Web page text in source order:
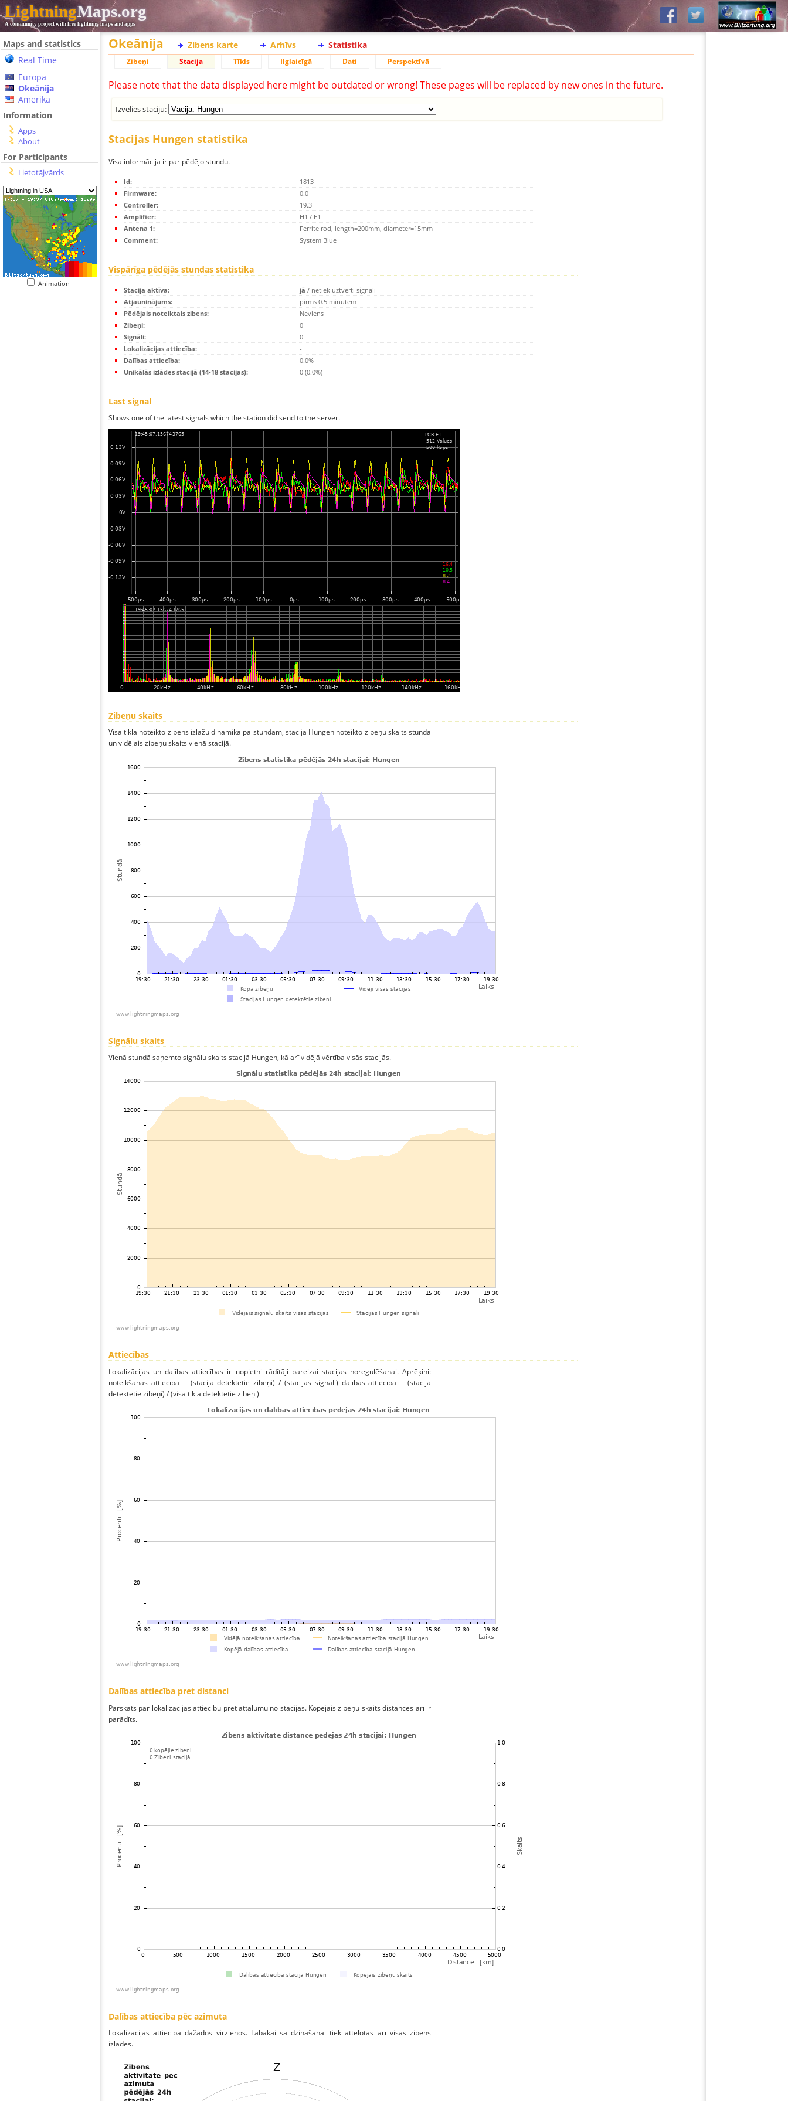
LightningMaps.org
A community project with free lightning maps and apps
Maps and statistics
Real Time
Europa
Okeānija
Amerika
Information
Apps
About
For Participants
Lietotājvārds
Animation
Okeānija Zibens karte Arhīvs Statistika
Zibeņi Stacija Tīkls Ilglaicīgā Dati Perspektīvā
Please note that the data displayed here might be outdated or wrong! These pages will be replaced by new ones in the future.
Izvēlies staciju:
Stacijas Hungen statistika
Visa informācija ir par pēdējo stundu.
Id:
1813
Firmware:
0.0
Controller:
19.3
Amplifier:
H1 / E1
Antena 1:
Ferrite rod, length=200mm, diameter=15mm
Comment:
System Blue
Vispārīga pēdējās stundas statistika
Stacija aktīva: jā / netiek uztverti signāli
Atjauninājums:
pirms 0.5 minūtēm
Pēdējais noteiktais zibens:
Neviens
Zibeņi:
0
Signāli:
0
Lokalizācijas attiecība:
-
Dalības attiecība:
0.0%
Unikālās izlādes stacijā (14-18 stacijas):
0 (0.0%)
Last signal
Shows one of the latest signals which the station did send to the server.
Zibeņu skaits
Visa tīkla noteikto zibens izlāžu dinamika pa stundām, stacijā Hungen noteikto zibeņu skaits stundā
un vidējais zibeņu skaits vienā stacijā.
Signālu skaits
Vienā stundā saņemto signālu skaits stacijā Hungen, kā arī vidējā vērtība visās stacijās.
Attiecības
Lokalizācijas un dalības attiecības ir nopietni rādītāji pareizai stacijas noregulēšanai. Aprēķini:
noteikšanas attiecība = (stacijā detektētie zibeņi) / (stacijas signāli) dalības attiecība = (stacijā
detektētie zibeņi) / (visā tīklā detektētie zibeņi)
Dalības attiecība pret distanci
Pārskats par lokalizācijas attiecību pret attālumu no stacijas. Kopējais zibeņu skaits distancēs arī ir
parādīts.
Dalības attiecība pēc azimuta
Lokalizācijas attiecība dažādos virzienos. Labākai salīdzināšanai tiek attēlotas arī visas zibens
izlādes.